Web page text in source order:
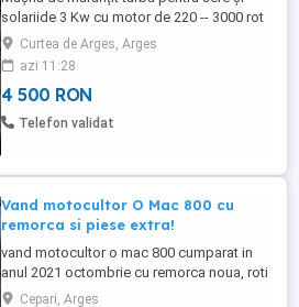
solariide 3 Kw cu motor de 220 -- 3000 rot
minut, din inox alimentar , prevăzută cu
tablou de comandă ,inpămintare de
protevție ,tocător cu 4 cuțite , preț 4500 lei
tel 075162622 ,puteți viziona si celelalte
postărîi
Curtea de Arges, Arges
azi 11:28
4 500 RON
Telefon validat
Vand motocultor O Mac 800 cu
remorca si piese extra!
vand motocultor o mac 800 cumparat in
anul 2021 octombrie cu remorca noua, roti
dintate, rarita, plug si inca 2 piese! nu a
Cepari, Arges